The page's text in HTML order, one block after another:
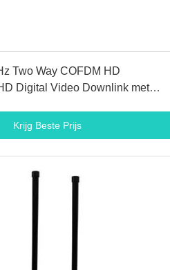
Two Way COFDM HD
Digital Video Downlink met
Krijg Beste Prijs